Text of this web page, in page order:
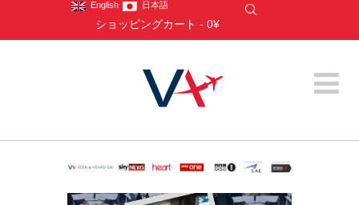
English 日本語
ショッピングカート - 0¥